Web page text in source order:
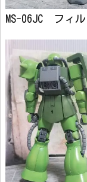
MS-06JC フィ